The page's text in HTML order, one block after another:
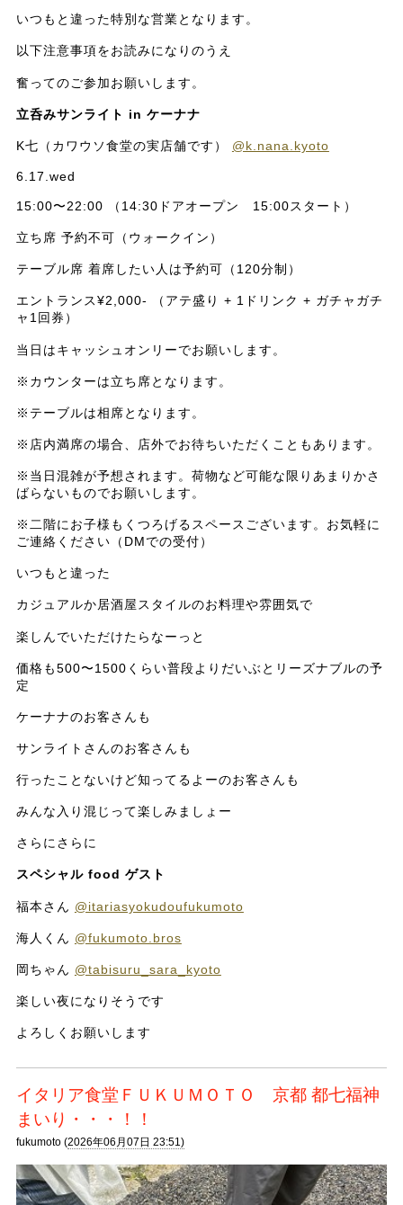
いつもと違った特別な営業となります。
以下注意事項をお読みになりのうえ
奮ってのご参加お願いします。
立呑みサンライト in ケーナナ
K七（カワウソ食堂の実店舗です） @k.nana.kyoto
6.17.wed
15:00〜22:00 （14:30ドアオープン 15:00スタート）
立ち席 予約不可（ウォークイン）
テーブル席 着席したい人は予約可（120分制）
エントランス¥2,000- （アテ盛り + 1ドリンク + ガチャガチ
ャ1回券）
当日はキャッシュオンリーでお願いします。
※カウンターは立ち席となります。
※テーブルは相席となります。
※店内満席の場合、店外でお待ちいただくこともあります。
※当日混雑が予想されます。荷物など可能な限りあまりかさ
ばらないものでお願いします。
※二階にお子様もくつろげるスペースございます。お気軽に
ご連絡ください（DMでの受付）
いつもと違った
カジュアルか居酒屋スタイルのお料理や雰囲気で
楽しんでいただけたらなーっと
価格も500〜1500くらい普段よりだいぶとリーズナブルの予
定
ケーナナのお客さんも
サンライトさんのお客さんも
行ったことないけど知ってるよーのお客さんも
みんな入り混じって楽しみましょー
さらにさらに
スペシャル food ゲスト
福本さん @itariasyokudoufukumoto
海人くん @fukumoto.bros
岡ちゃん @tabisuru_sara_kyoto
楽しい夜になりそうです
よろしくお願いします
イタリア食堂ＦＵＫＵＭＯＴＯ 京都 都七福神
まいり・・・！！
fukumoto (2026年06月07日 23:51)